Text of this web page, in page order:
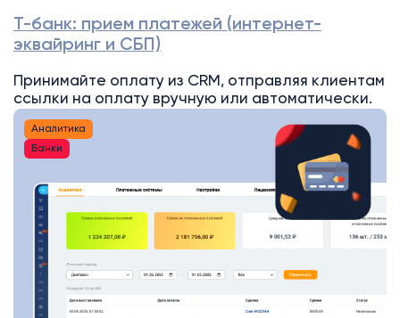
Т-банк: прием платежей (интернет-
эквайринг и СБП)
Принимайте оплату из CRM, отправляя клиентам
ссылки на оплату вручную или автоматически.
Аналитика
Банки